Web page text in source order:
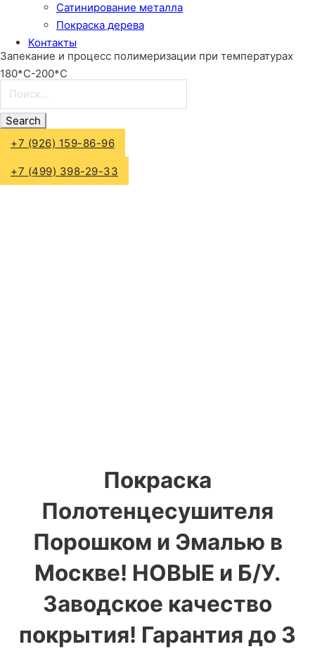
Сатинирование металла
Покраска дерева
Контакты
Поиск...
+7 (926) 159-86-96
+7 (499) 398-29-33
Запекание и процесс полимеризации при температурах
180*С-200*С
Покраска
Полотенцесушителя
Порошком и Эмалью в
Москве! НОВЫЕ и Б/У.
Заводское качество
покрытия! Гарантия до 3